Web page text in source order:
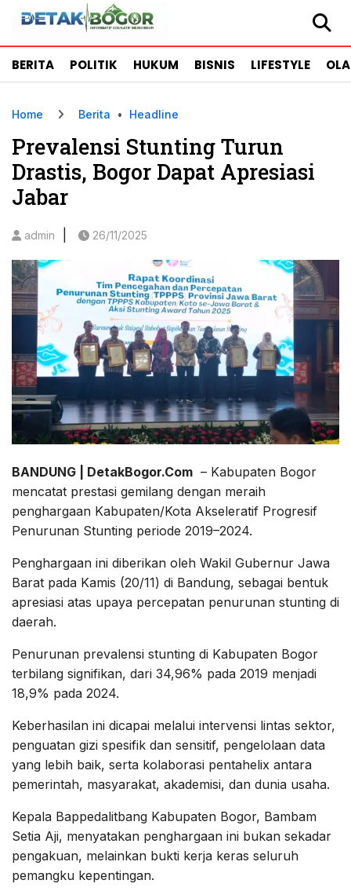
BERITA POLITIK HUKUM BISNIS LIFESTYLE
Home Berita • Headline
Prevalensi Stunting Turun
Drastis, Bogor Dapat Apresiasi
Jabar
admin 26/11/2025
BANDUNG | DetakBogor.Com – Kabupaten Bogor
mencatat prestasi gemilang dengan meraih
penghargaan Kabupaten/Kota Akseleratif Progresif
Penurunan Stunting periode 2019–2024.
Penghargaan ini diberikan oleh Wakil Gubernur Jawa
Barat pada Kamis (20/11) di Bandung, sebagai bentuk
apresiasi atas upaya percepatan penurunan stunting di
daerah.
Penurunan prevalensi stunting di Kabupaten Bogor
terbilang signifikan, dari 34,96% pada 2019 menjadi
18,9% pada 2024.
Keberhasilan ini dicapai melalui intervensi lintas sektor,
penguatan gizi spesifik dan sensitif, pengelolaan data
yang lebih baik, serta kolaborasi pentahelix antara
pemerintah, masyarakat, akademisi, dan dunia usaha.
Kepala Bappedalitbang Kabupaten Bogor, Bambam
Setia Aji, menyatakan penghargaan ini bukan sekadar
pengakuan, melainkan bukti kerja keras seluruh
pemangku kepentingan.